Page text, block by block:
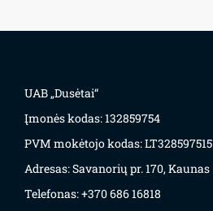
UAB „Dusėtai“
Įmonės kodas: 132859754
PVM mokėtojo kodas: LT328597515
Adresas: Savanorių pr. 170, Kaunas
Telefonas: +370 686 16818